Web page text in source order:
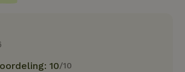
10/10